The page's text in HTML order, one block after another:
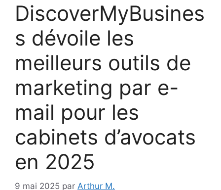
DiscoverMyBusines
s dévoile les
meilleurs outils de
marketing par e-
mail pour les
cabinets d’avocats
en 2025
9 mai 2025 par Arthur M.